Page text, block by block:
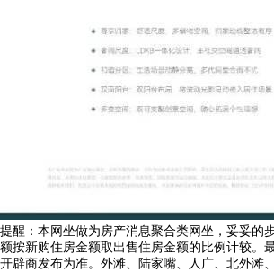
提醒：本网坐做为房产消息聚合类网坐，妥妥的
额按新购住房金额取出售住房金额的比例计较。
开辟商发布为准。外滩、陆家嘴、人广、北外滩